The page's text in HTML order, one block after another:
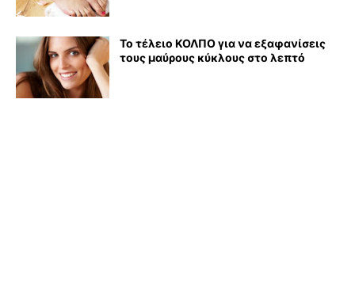
Το τέλειο ΚΟΛΠΟ για να εξαφανίσεις
τους μαύρους κύκλους στο λεπτό